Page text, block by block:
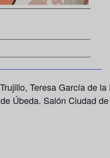
Teresa García de
Úbeda. Salón Ciudad